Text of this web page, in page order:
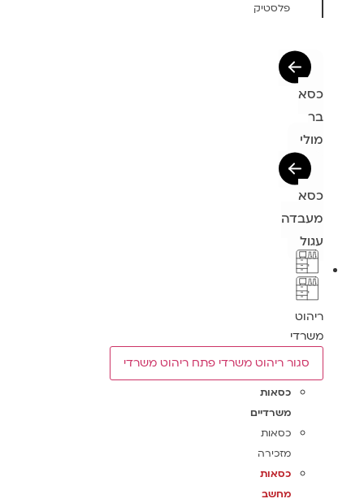
פלסטיק
כסא
בר
מולי
כסא
מעבדה
עגול
ריהוט
משרדי
סגור ריהוט משרדי פתח ריהוט משרדי
כסאות
משרדיים
כסאות
מזכירה
כסאות
מחשב